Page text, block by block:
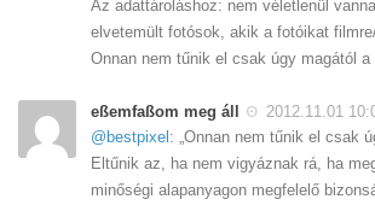
Az adattároláshoz: nem véletlenül
elvetemült fotósok, akik a fotóikat
Onnan nem tűnik el csak úgy magától a
eßemfaßom meg áll
2012.11.01
@bestpixel : „Onnan nem tűnik el csak
Eltűnik az, ha nem vigyáznak rá, ha
minőségi alapanyagon megfelelő